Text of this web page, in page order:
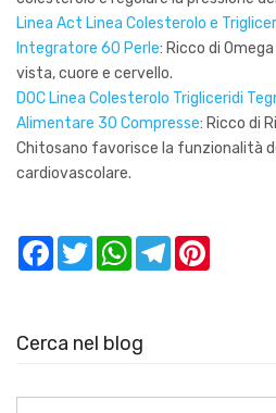
Cerca nel blog
Linea Act Linea Colesterolo e
Integratore 60 Perle: Ricco di
vista, cuore e cervello.
DOC Linea Colesterolo Trigliceridi
Alimentare 30 Compresse: Ricco di
Chitosano favorisce la funzionalità
cardiovascolare.
Facebook
TwitterWhatsAppTelegram